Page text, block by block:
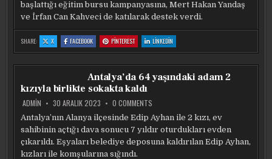
İRFAN
CAN
KAHVECI
VE
MERT
HAKAN
YANDAŞ’DA
başlattığı eğitim bursu kampanyasına, Mert Hakan Yandaş
ve İrfan Can Kahveci de katılarak destek verdi.
SHARE: X:
MOURINHO’NUN
KATILDIĞI
İRFAN
VE
MERT
YANDAŞ’DA
KATILDI
FACEBOOK:
MOURINHO’NUN
KATILDIĞI
İRFAN
KAHVECI
VE
MERT
YANDAŞ’DA
KATILDI
PINTEREST:
MOURINHO’NUN
KATILDIĞI
İRFAN
KAHVECI
VE
MERT
YANDAŞ’DA
KATILDI
LINKEDIN
MOURINHO’NUN
KATILDIĞI
İRFAN
KAHVECI
VE
Antalya’da 64 yaşındaki adam 2
kızıyla birlikte sokakta kaldı
ADMIN 30 ARALIK 2023 0 COMMENTS
64
YAŞINDAKI
ADAM
2
KIZIYLA
Antalya’nın Alanya ilçesinde Edip Ayhan ile 2 kızı, ev
sahibinin açtığı dava sonucu 7 yıldır oturdukları evden
çıkarıldı. Eşyaları belediye deposuna kaldırılan Edip Ayhan,
kızları ile komşularına sığındı.